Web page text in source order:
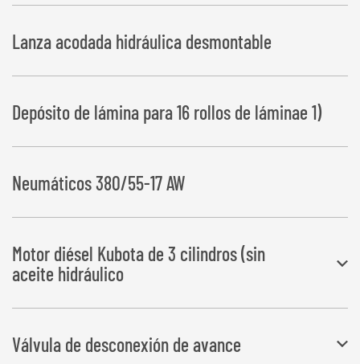
Lanza acodada hidráulica desmontable
Depósito de lámina para 16 rollos de láminae 1)
Neumáticos 380/55-17 AW
Motor diésel Kubota de 3 cilindros (sin
aceite hidráulico
Motor diésel de 17,5 kW, refrigerado por agua, batería, motor de
arranque eléctrico, contador de horas, filtro de retorno, tanque de
Válvula de desconexión de avance